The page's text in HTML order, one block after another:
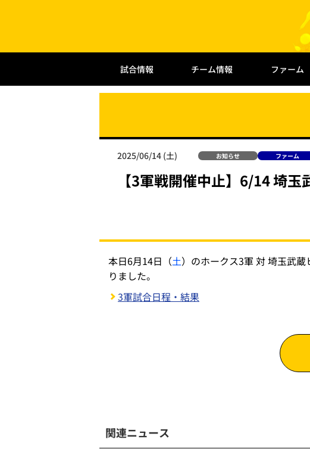
試合情報 チーム情報 ファーム
2025/06/14 (土) お知らせ ファーム
【3軍戦開催中止】6/14 埼
本日6月14日（土）のホークス3軍 対 埼玉武
りました。
3軍試合日程・結果
関連ニュース